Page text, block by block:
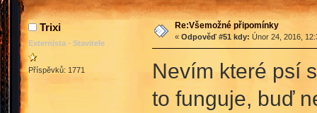
Trixi
Externista - Stavitele
Příspěvků: 1771
Re:Všemožné připomínky
« Odpověď #51 kdy: Únor 24, 2016,
Nevím které psí
to funguje, buď